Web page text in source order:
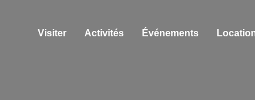
Visiter Activités Événements